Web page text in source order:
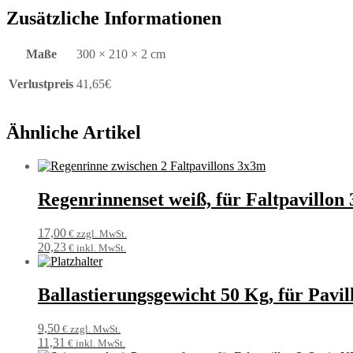
Zusätzliche Informationen
Maße 300 × 210 × 2 cm
Verlustpreis 41,65€
Ähnliche Artikel
Regenrinnenset weiß, für Faltpavillon
17,00 € zzgl. MwSt.
20,23 € inkl. MwSt.
Ballastierungsgewicht 50 Kg, für
9,50 € zzgl. MwSt.
11,31 € inkl. MwSt.